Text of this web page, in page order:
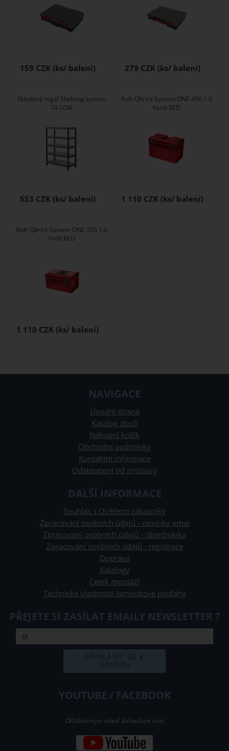
159 CZK 279 CZK
Skladový regál Shelving system
74 LOW
553 CZK
Kufr Qbrick System ONE 450 1.0
Vario RED
1 110 CZK
Kufr Qbrick System ONE 350 1.0
Profi RED
1 110 CZK
NAVIGACE
Úvodní strana
Katalog zboží
Nákupní košík
Obchodní podmínky
Kontaktní informace
Odstoupení od smlouvy
DALŠÍ INFORMACE
Souhlas s Ověřeno zákazníky
Zpracování osobních údajů - novinky emai
Zpracování osobních údajů - objednávka
Zpracování osobních údajů - registrace
Doprava
Katalogy
Ceník montáží
Technické vlastnosti laminátové podlahy
PŘEJETE SI ZASÍLAT EMAILY NEWSLETTER ?
YOUTUBE / FACEBOOK
📺Odebírejte videa! 👍Sledujte nás!